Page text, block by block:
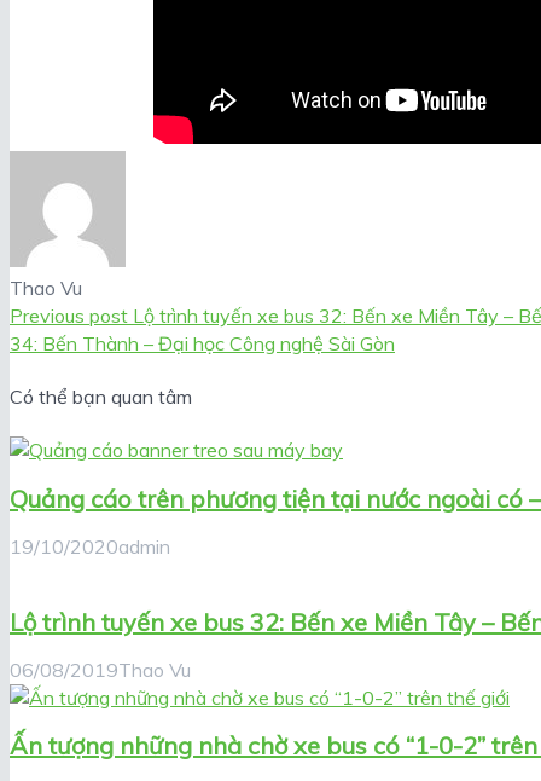
Thao Vu
Previous post Lộ trình tuyến xe bus 32: Bến xe Miền Tây –
34: Bến Thành – Đại học Công nghệ Sài Gòn
Có thể bạn quan tâm
Quảng cáo trên phương tiện tại nước ngoài có
19/10/2020admin
Lộ trình tuyến xe bus 32: Bến xe Miền Tây –
06/08/2019Thao Vu
Ấn tượng những nhà chờ xe bus có “1-0-2”